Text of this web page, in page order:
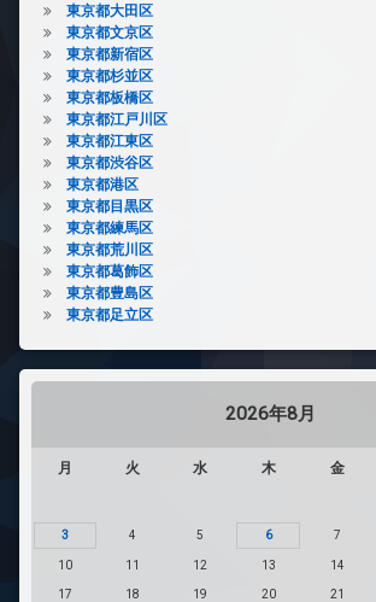
東京都大田区
東京都文京区
東京都新宿区
東京都杉並区
東京都板橋区
東京都江戸川区
東京都江東区
東京都渋谷区
東京都港区
東京都目黒区
東京都練馬区
東京都荒川区
東京都葛飾区
東京都豊島区
東京都足立区
2026年8月
月 火 水 木 金
3 4 5 6 7
10 11 12 13 14
17 18 19 20 21